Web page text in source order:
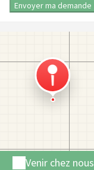
Venir chez nous